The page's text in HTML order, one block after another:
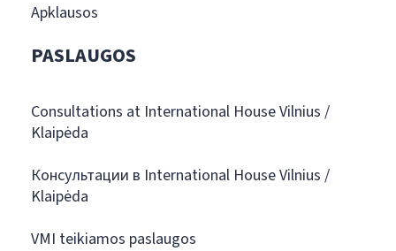
Apklausos
PASLAUGOS
Consultations at International House Vilnius /
Klaipėda
Консультации в International House Vilnius /
Klaipėda
VMI teikiamos paslaugos